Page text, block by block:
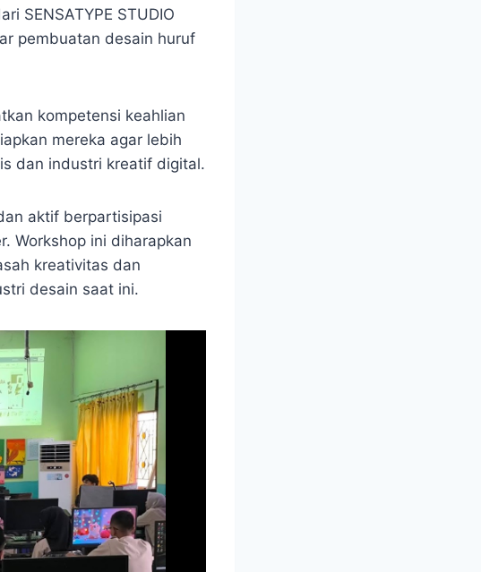
SENSATYPE STUDIO
pembuatan desain huruf
kompetensi keahlian
mereka agar lebih
dan industri kreatif digital.
aktif berpartisipasi
Workshop ini diharapkan
kreativitas dan
desain saat ini.